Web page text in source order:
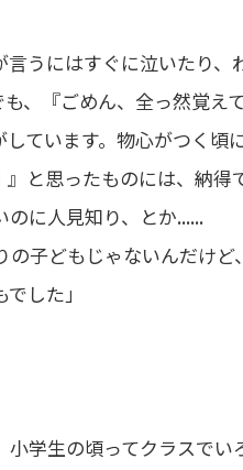
言うにはすぐに泣いたり、
、『ごめん、全っ然覚え
ています。物心がつく頃
と思ったものには、納得
に人見知り、とか......
の子どもじゃないんだけど
した」
小学生の頃ってクラスでい